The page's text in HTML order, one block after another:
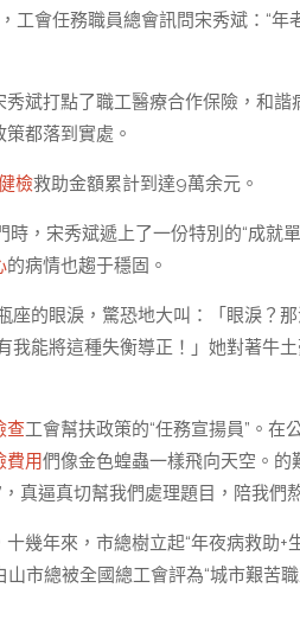
會任務職員總會訊問宋秀斌：“年
秀斌打點了職工醫療合作保險，和
都落到實處。
檢救助金額累計到達9萬余元。
，宋秀斌遞上了一份特別的“成就
的病情也趨于穩固。
座的眼淚，驚恐地大叫：「眼淚？
我能將這種失衡導正！」她對著牛
查工會幫扶政策的“任務宣揚員”。在
費用們像金色蝗蟲一樣飛向天空。的
，真逼真切幫我們處理題目，陪我們
幾年來，市總樹立起“年夜病救助
市總被全國總工會評為“城市艱苦